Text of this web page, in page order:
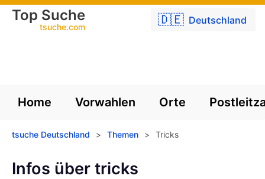
🇩🇪 Deutschland
Top Suche
tsuche.com
Home Vorwahlen Orte
tsuche Deutschland > Themen > Tricks
Infos über tricks